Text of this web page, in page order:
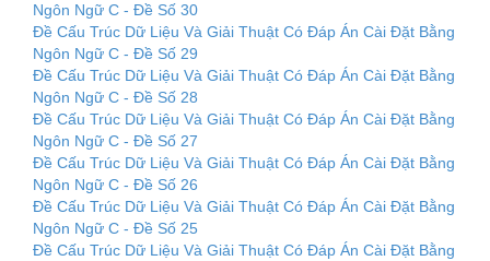
Ngôn Ngữ C - Đề Số 30
Đề Cấu Trúc Dữ Liệu Và Giải Thuật Có Đáp Án Cài Đặt Bằng
Ngôn Ngữ C - Đề Số 29
Đề Cấu Trúc Dữ Liệu Và Giải Thuật Có Đáp Án Cài Đặt Bằng
Ngôn Ngữ C - Đề Số 28
Đề Cấu Trúc Dữ Liệu Và Giải Thuật Có Đáp Án Cài Đặt Bằng
Ngôn Ngữ C - Đề Số 27
Đề Cấu Trúc Dữ Liệu Và Giải Thuật Có Đáp Án Cài Đặt Bằng
Ngôn Ngữ C - Đề Số 26
Đề Cấu Trúc Dữ Liệu Và Giải Thuật Có Đáp Án Cài Đặt Bằng
Ngôn Ngữ C - Đề Số 25
Đề Cấu Trúc Dữ Liệu Và Giải Thuật Có Đáp Án Cài Đặt Bằng